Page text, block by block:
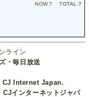
NOW.? TOTAL.?
ライン
・毎日放送
Internet Japan.
CJインターネットジャパ